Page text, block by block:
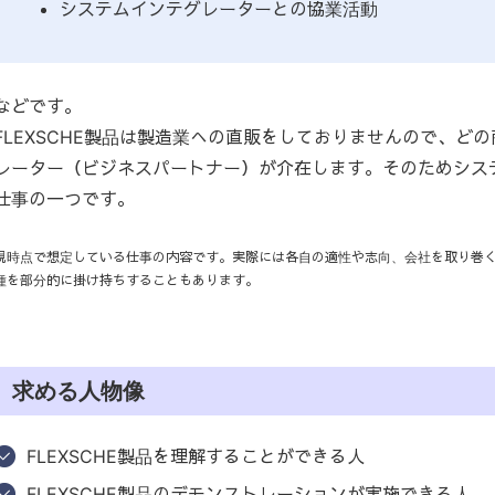
システムインテグレーターとの協業活動
どです。
製品は製造業への直販をしておりませんので、ど
ーター（ビジネスパートナー）が介在します。そのためシ
事の一つです。
時点で想定している仕事の内容です。実際には各自の適性や志向、会社を取り巻
を部分的に掛け持ちすることもあります。
求める人物像
FLEXSCHE製品を理解することができる人